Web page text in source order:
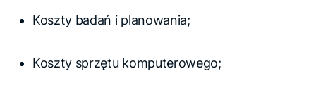
Koszty badań i planowania;
Koszty sprzętu komputerowego;